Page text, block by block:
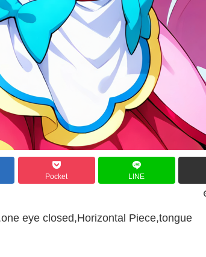
Pocket LINE
eye closed,Horizontal Piece,tongue